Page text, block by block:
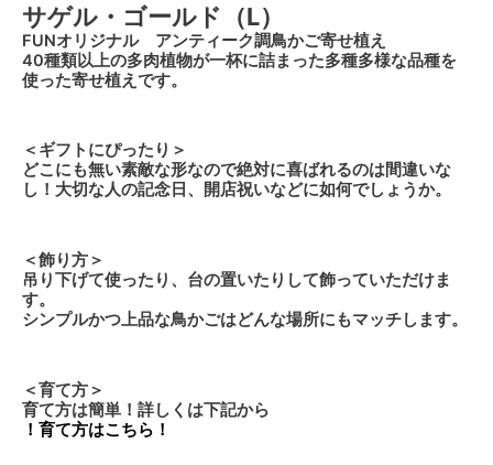
サゲル・ゴールド（L）
FUNオリジナル アンティーク調鳥かご寄せ植え
40種類以上の多肉植物が一杯に詰まった多種多様な品種を
使った寄せ植えです。
＜ギフトにぴったり＞
どこにも無い素敵な形なので絶対に喜ばれるのは間違いな
し！大切な人の記念日、開店祝いなどに如何でしょうか。
＜飾り方＞
吊り下げて使ったり、台の置いたりして飾っていただけま
す。
シンプルかつ上品な鳥かごはどんな場所にもマッチします。
＜育て方＞
育て方は簡単！詳しくは下記から
！育て方はこちら！